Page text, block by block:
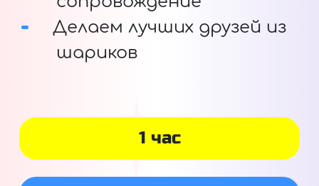
Делаем лучших друзей из
шариков
1 час